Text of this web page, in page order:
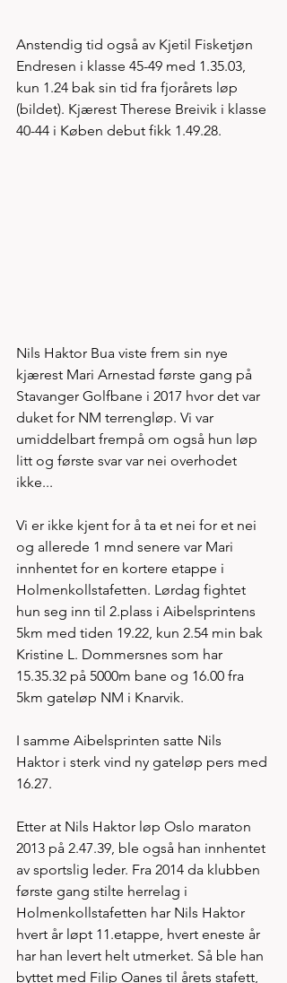
Anstendig tid også av Kjetil Fisketjøn
Endresen i klasse 45-49 med 1.35.03,
kun 1.24 bak sin tid fra fjorårets løp
(bildet). Kjærest Therese Breivik i klasse
40-44 i Køben debut fikk 1.49.28.
Nils Haktor Bua viste frem sin nye
kjærest Mari Arnestad første gang på
Stavanger Golfbane i 2017 hvor det var
duket for NM terrengløp. Vi var
umiddelbart frempå om også hun løp
litt og første svar var nei overhodet
ikke...
Vi er ikke kjent for å ta et nei for et nei
og allerede 1 mnd senere var Mari
innhentet for en kortere etappe i
Holmenkollstafetten. Lørdag fightet
hun seg inn til 2.plass i Aibelsprintens
5km med tiden 19.22, kun 2.54 min bak
Kristine L. Dommersnes som har
15.35.32 på 5000m bane og 16.00 fra
5km gateløp NM i Knarvik.
I samme Aibelsprinten satte Nils
Haktor i sterk vind ny gateløp pers med
16.27.
Etter at Nils Haktor løp Oslo maraton
2013 på 2.47.39, ble også han innhentet
av sportslig leder. Fra 2014 da klubben
første gang stilte herrelag i
Holmenkollstafetten har Nils Haktor
hvert år løpt 11.etappe, hvert eneste år
har han levert helt utmerket. Så ble han
byttet med Filip Oanes til årets stafett,